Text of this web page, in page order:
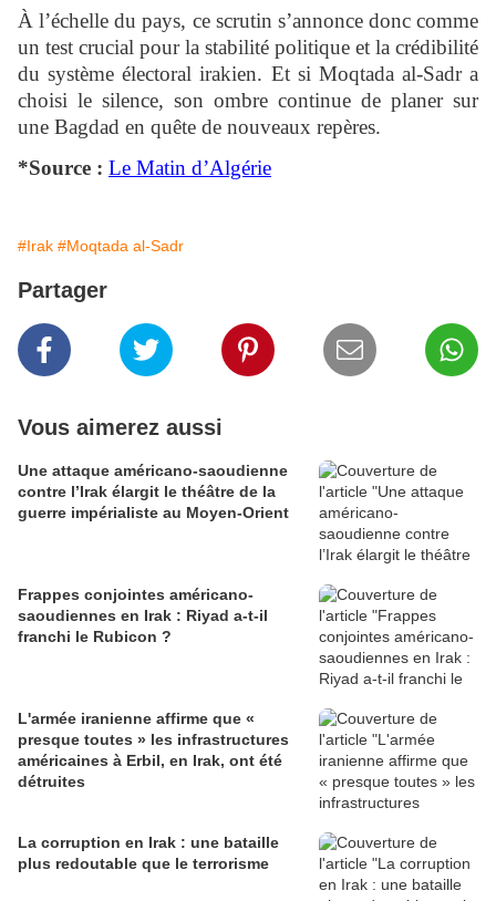
À l’échelle du pays, ce scrutin s’annonce donc comme
un test crucial pour la stabilité politique et la crédibilité
du système électoral irakien. Et si Moqtada al-Sadr a
choisi le silence, son ombre continue de planer sur
une Bagdad en quête de nouveaux repères.
*Source : Le Matin d’Algérie
#Irak #Moqtada al-Sadr
Partager
Vous aimerez aussi
Une attaque américano-saoudienne
contre l’Irak élargit le théâtre de la
guerre impérialiste au Moyen-Orient
Frappes conjointes américano-
saoudiennes en Irak : Riyad a-t-il
franchi le Rubicon ?
L'armée iranienne affirme que «
presque toutes » les infrastructures
américaines à Erbil, en Irak, ont été
détruites
La corruption en Irak : une bataille
plus redoutable que le terrorisme